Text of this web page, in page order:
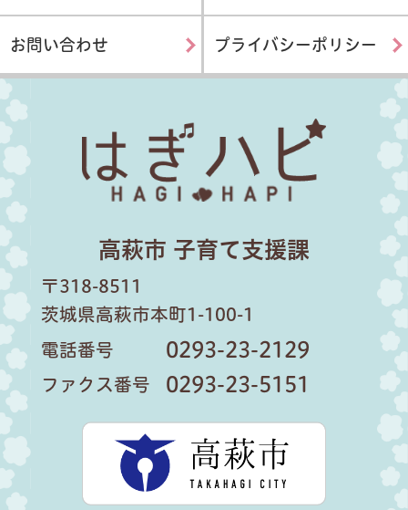
お問い合わせ プライバシーポリシー
はぎハピ
高萩市 子育て支援課
〒318-8511
茨城県高萩市本町1-100-1
電話番号 0293-23-2129
ファクス番号 0293-23-5151
高萩市